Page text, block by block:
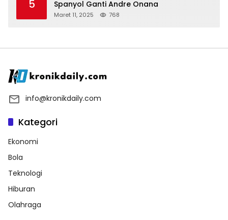
5
Spanyol Ganti Andre Onana
Maret 11, 2025 768
info@kronikdaily.com
Kategori
Ekonomi
Bola
Teknologi
Hiburan
Olahraga